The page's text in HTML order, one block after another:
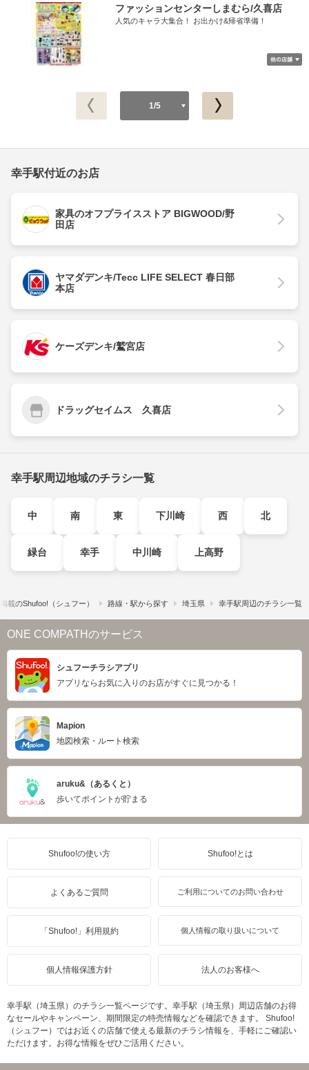
ファッションセンターしまむら/久喜店
人気のキャラ大集合！ お出かけ&帰省準備！
1/5
幸手駅付近のお店
家具のオフプライスストア BIGWOOD/野
田店
ヤマダデンキ/Tecc LIFE SELECT 春日部
本店
ケーズデンキ/鷲宮店
ドラッグセイムス 久喜店
幸手駅周辺地域のチラシ一覧
中 南 東 下川崎 西 北
緑台 幸手 中川崎 上高野
載の​Shufoo!​（シュフー） 路線・駅から探す 埼玉県 幸手駅周辺のチラシ一覧
ONE COMPATHのサービス
シュフーチラシアプリ
アプリならお気に入りのお店がすぐに見つかる！
Mapion
地図検索・ルート検索
aruku&（あるくと）
歩いてポイントが貯まる
Shufoo!の使い方 Shufoo!とは
よくあるご質問 ご利用についてのお問い合わせ
「Shufoo!」利用規約 個人情報の取り扱いについて
個人情報保護方針 法人のお客様へ
幸手駅（埼玉県）のチラシ一覧ページです。幸手駅（埼玉県）周辺店舗のお得
なセールやキャンペーン、期間限定の特売情報などを確認できます。 Shufoo!
（シュフー）ではお近くの店舗で使える最新のチラシ情報を、手軽にご確認い
ただけます。お得な情報をぜひご活用ください。